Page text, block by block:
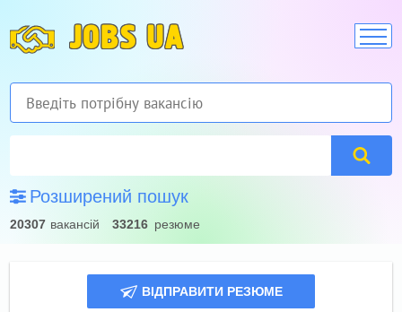
JOBS UA
Розширений пошук
20307 вакансій 33216 резюме
ВІДПРАВИТИ РЕЗЮМЕ